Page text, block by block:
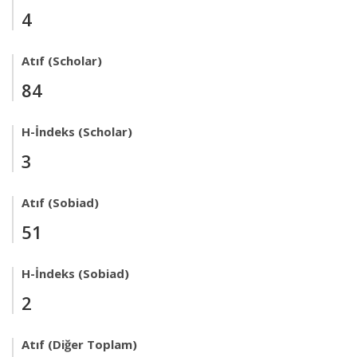
4
Atıf (Scholar)
84
H-İndeks (Scholar)
3
Atıf (Sobiad)
51
H-İndeks (Sobiad)
2
Atıf (Diğer Toplam)